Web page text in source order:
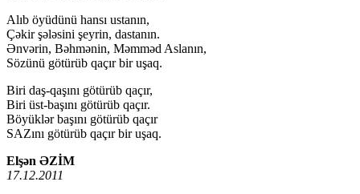
Alıb öyüdünü hansı ustanın,
Çəkir şələsini şeyrin, dastanın.
Ənvərin, Bəhmənin, Məmməd Aslanın,
Sözünü götürüb qaçır bir uşaq.
Biri daş-qaşını götürüb qaçır,
Biri üst-başını götürüb qaçır.
Böyüklər başını götürüb qaçır
SAZını götürüb qaçır bir uşaq.
Elşən ƏZİM
17.12.2011